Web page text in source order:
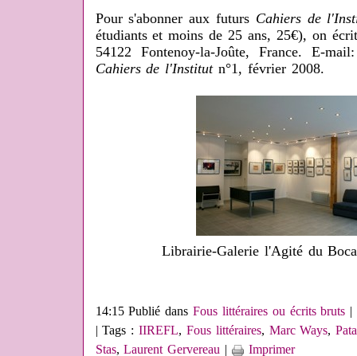
Pour s'abonner aux futurs Cahiers de
étudiants et moins de 25 ans, 25€), on
54122 Fontenoy-la-Joûte, France. E-
Cahiers de l'Institutn°1, février 2008.
Librairie-Galerie l'Agité du
14:15 Publié dansFous littéraires ou écrits bruts |
| Tags :IIREFL, Fous littéraires, Marc Ways,
Stas,Laurent Gervereau | Imprimer